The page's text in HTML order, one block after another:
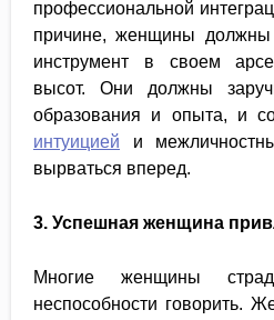
профессиональной
причине, женщины должны
инструмент в своем
высот. Они должны
образования и опыта, и
интуицией и
вырваться вперед.
3. Успешная женщина
Многие женщины
неспособности говорить.